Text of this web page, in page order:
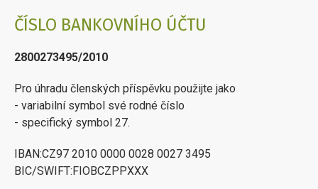
ČÍSLO BANKOVNÍHO ÚČTU
2800273495/2010
Pro úhradu členských příspěvku použijte jako
- variabilní symbol své rodné číslo
- specifický symbol 27.
IBAN:CZ97 2010 0000 0028 0027 3495
BIC/SWIFT:FIOBCZPPXXX